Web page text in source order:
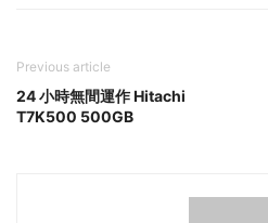
Previous article
24 小時無間運作 Hitachi
T7K500 500GB